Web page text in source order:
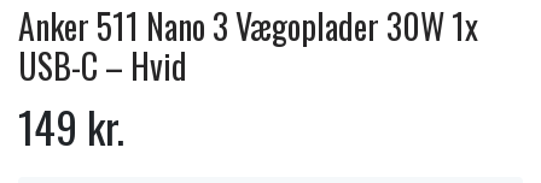
Anker 511 Nano 3 Vægoplader 30W 1x
USB-C – Hvid
149 kr.